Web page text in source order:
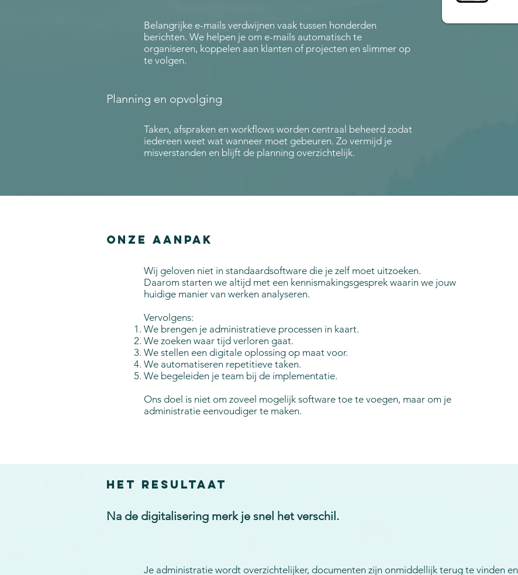
Belangrijke e-mails verdwijnen vaak tussen honderden
berichten. We helpen je om e-mails automatisch te
organiseren, koppelen aan klanten of projecten en slimmer op
te volgen.
Planning en opvolging
Taken, afspraken en workflows worden centraal beheerd zodat
iedereen weet wat wanneer moet gebeuren. Zo vermijd je
misverstanden en blijft de planning overzichtelijk.
Onze aanpak
Wij geloven niet in standaardsoftware die je zelf moet uitzoeken.
Daarom starten we altijd met een kennismakingsgesprek waarin we jouw
huidige manier van werken analyseren.
Vervolgens:
We brengen je administratieve processen in kaart.
We zoeken waar tijd verloren gaat.
We stellen een digitale oplossing op maat voor.
We automatiseren repetitieve taken.
We begeleiden je team bij de implementatie.
Ons doel is niet om zoveel mogelijk software toe te voegen, maar om je
administratie eenvoudiger te maken.
Het resultaat
Na de digitalisering merk je snel het verschil.
Je administratie wordt overzichtelijker, documenten zijn onmiddellijk terug te vinden en